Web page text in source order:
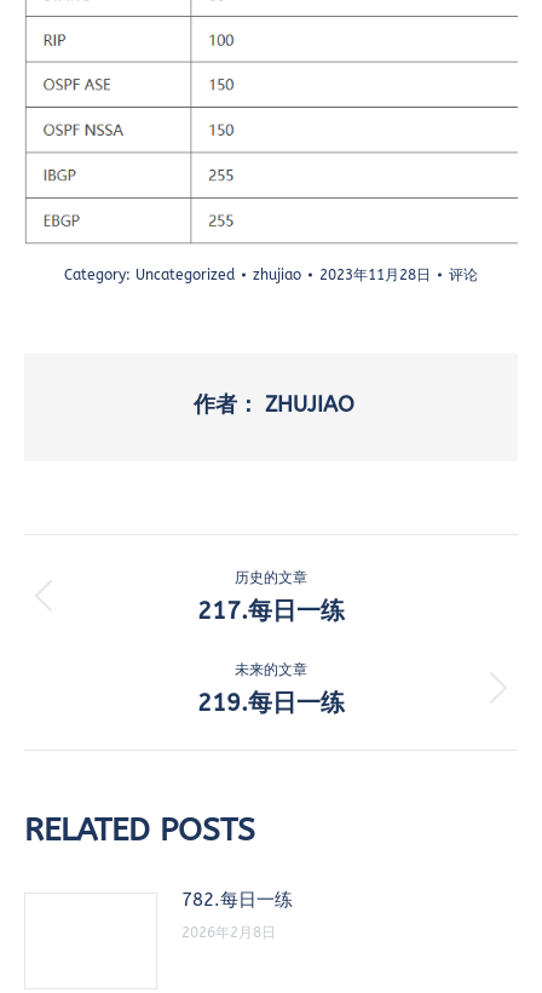
Category: Uncategorized zhujiao 2023年11月28日 评论
作者： ZHUJIAO
章
历史的文章
历
的
文
章：
217.每日一练
未来的文章
未
的
219.每日一练
RELATED POSTS
782.每日一练
2026年2月8日